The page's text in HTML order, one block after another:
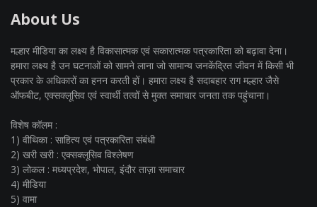
About Us
मल्हार मीडिया का लक्ष्य है विकासात्मक एवं सकारात्मक पत्रकारिता को बढ़ावा देना।
हमारा लक्ष्य है उन घटनाओं को सामने लाना जो सामान्य जनकेंद्रित जीवन में किसी भी
प्रकार के अधिकारों का हनन करती हों। हमारा लक्ष्य है सदाबहार राग मल्हार जैसे
ऑफबीट, एक्सक्लूसिव एवं स्वार्थी तत्वों से मुक्त समाचार जनता तक पहुंचाना।
विशेष कॉलम :
1) वीथिका : साहित्य एवं पत्रकारिता संबंधी
2) खरी खरी : एक्सक्लूसिव विश्लेषण
3) लोकल : मध्यप्रदेश, भोपाल, इंदौर ताज़ा समाचार
4) मीडिया
5) वामा